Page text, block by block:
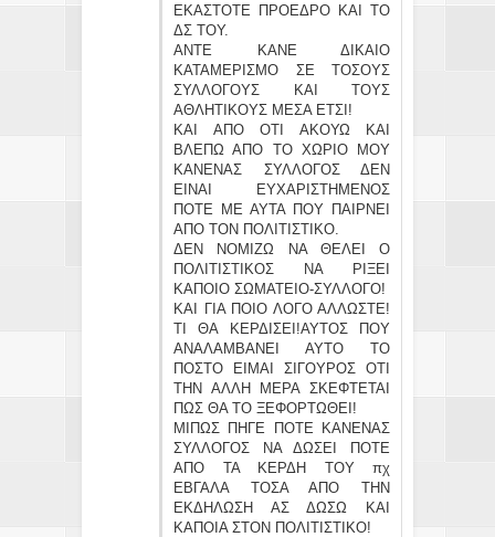
ΕΚΑΣΤΟΤΕ ΠΡΟΕΔΡΟ ΚΑΙ ΤΟ
ΔΣ ΤΟΥ.
ΑΝΤΕ ΚΑΝΕ ΔΙΚΑΙΟ
ΚΑΤΑΜΕΡΙΣΜΟ ΣΕ ΤΟΣΟΥΣ
ΣΥΛΛΟΓΟΥΣ ΚΑΙ ΤΟΥΣ
ΑΘΛΗΤΙΚΟΥΣ ΜΕΣΑ ΕΤΣΙ!
ΚΑΙ ΑΠΟ ΟΤΙ ΑΚΟΥΩ ΚΑΙ
ΒΛΕΠΩ ΑΠΟ ΤΟ ΧΩΡΙΟ ΜΟΥ
ΚΑΝΕΝΑΣ ΣΥΛΛΟΓΟΣ ΔΕΝ
ΕΙΝΑΙ ΕΥΧΑΡΙΣΤΗΜΕΝΟΣ
ΠΟΤΕ ΜΕ ΑΥΤΑ ΠΟΥ ΠΑΙΡΝΕΙ
ΑΠΟ ΤΟΝ ΠΟΛΙΤΙΣΤΙΚΟ.
ΔΕΝ ΝΟΜΙΖΩ ΝΑ ΘΕΛΕΙ Ο
ΠΟΛΙΤΙΣΤΙΚΟΣ ΝΑ ΡΙΞΕΙ
ΚΑΠΟΙΟ ΣΩΜΑΤΕΙΟ-ΣΥΛΛΟΓΟ!
ΚΑΙ ΓΙΑ ΠΟΙΟ ΛΟΓΟ ΑΛΛΩΣΤΕ!
ΤΙ ΘΑ ΚΕΡΔΙΣΕΙ!ΑΥΤΟΣ ΠΟΥ
ΑΝΑΛΑΜΒΑΝΕΙ ΑΥΤΟ ΤΟ
ΠΟΣΤΟ ΕΙΜΑΙ ΣΙΓΟΥΡΟΣ ΟΤΙ
ΤΗΝ ΑΛΛΗ ΜΕΡΑ ΣΚΕΦΤΕΤΑΙ
ΠΩΣ ΘΑ ΤΟ ΞΕΦΟΡΤΩΘΕΙ!
ΜΙΠΩΣ ΠΗΓΕ ΠΟΤΕ ΚΑΝΕΝΑΣ
ΣΥΛΛΟΓΟΣ ΝΑ ΔΩΣΕΙ ΠΟΤΕ
ΑΠΟ ΤΑ ΚΕΡΔΗ ΤΟΥ πχ
ΕΒΓΑΛΑ ΤΟΣΑ ΑΠΟ ΤΗΝ
ΕΚΔΗΛΩΣΗ ΑΣ ΔΩΣΩ ΚΑΙ
ΚΑΠΟΙΑ ΣΤΟΝ ΠΟΛΙΤΙΣΤΙΚΟ!